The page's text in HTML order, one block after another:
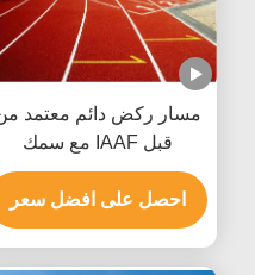
مسار ركض دائم معتمد من
قبل IAAF مع سمك
15.9mm ومربط SBR وPU
للملاعب
احصل على افضل سعر